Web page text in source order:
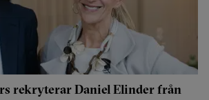
rekryterar Daniel Elinder från